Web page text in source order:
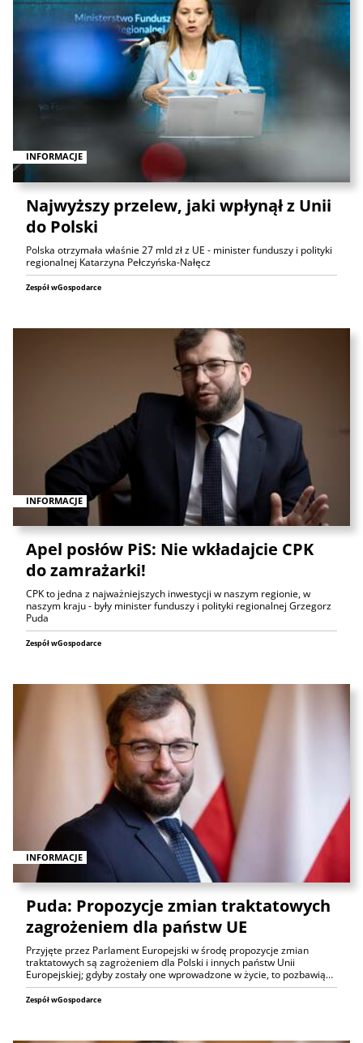
INFORMACJE
Najwyższy przelew, jaki wpłynął z Unii
do Polski
Polska otrzymała właśnie 27 mld zł z UE - minister funduszy i polityki
regionalnej Katarzyna Pełczyńska-Nałęcz
Zespół wGospodarce
INFORMACJE
Apel posłów PiS: Nie wkładajcie CPK
do zamrażarki!
CPK to jedna z najważniejszych inwestycji w naszym regionie, w
naszym kraju - były minister funduszy i polityki regionalnej Grzegorz
Puda
Zespół wGospodarce
INFORMACJE
Puda: Propozycje zmian traktatowych
zagrożeniem dla państw UE
Przyjęte przez Parlament Europejski w środę propozycje zmian
traktatowych są zagrożeniem dla Polski i innych państw Unii
Europejskiej; gdyby zostały one wprowadzone w życie, to pozbawią…
Zespół wGospodarce